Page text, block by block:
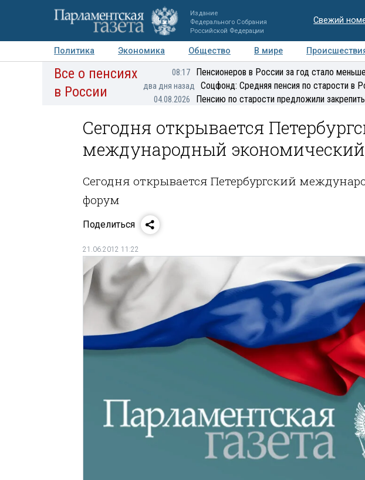
Издание
Федерального Собрания
Российской Федерации
Свежий
Политика Экономика Общество В мире
Авторы Персоны Мнения Регионы Медиацентр
Все о пенсиях
в России
08:17 Пенсионеров в России за год стало
два дня назад Соцфонд: Средняя пенсия по старости в
04.08.2026 Пенсию по старости предложили
Сегодня открывается
международный
Сегодня открывается Петербургский
форум
Поделиться
21.06.2012 11:22